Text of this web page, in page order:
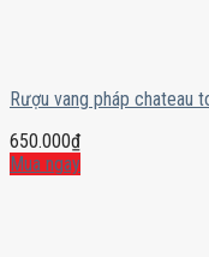
Rượu vang pháp chateau
650.000₫
Mua ngay